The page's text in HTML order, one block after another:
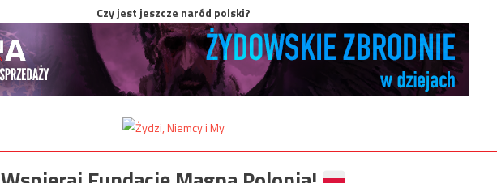
Czy jest jeszcze naród polski?